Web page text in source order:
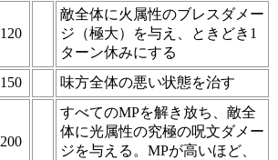
120
敵全体に火属性のブレスダメー
ジ（極大）を与え、ときどき1
ターン休みにする
150 味方全体の悪い状態を治す
200
すべてのMPを解き放ち、敵全
体に光属性の究極の呪文ダメー
ジを与える。MPが高いほど、